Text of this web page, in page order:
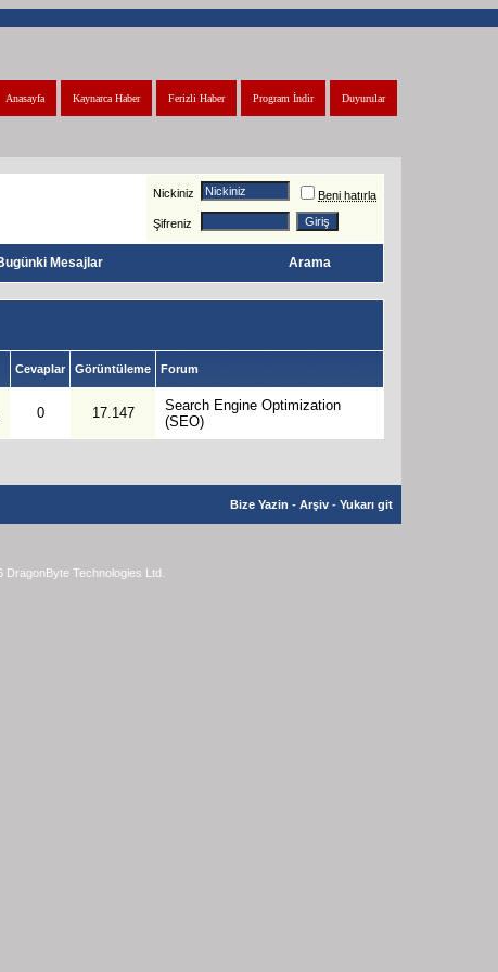
Duyurular
Program İndir
Ferizli Haber
Kaynarca Haber
Anasayfa
Nickiniz Beni hatırla
Şifreniz
Mesajlar Arama
Cevaplar Görüntüleme Forum
0 17.147
Search Engine Optimization
(SEO)
Bize Yazin - Arşiv - Yukarı git
DragonByte Technologies Ltd.